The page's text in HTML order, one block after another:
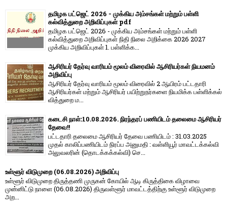
தமிழக பட்ஜெட் 2026 - முக்கிய அம்சங்கள் மற்றும் பள்ளி
கல்வித்துறை அறிவிப்புகள் pdf
தமிழக பட்ஜெட் 2026 - முக்கிய அம்சங்கள் மற்றும் பள்ளி
கல்வித்துறை அறிவிப்புகள் நிதி நிலை அறிக்கை 2026 2027
முக்கிய அறிவிப்புகள் 1. பள்ளிக்க...
ஆசிரியர் தேர்வு வாரியம் மூலம் விரைவில் ஆசிரியர்கள் நியமனம்
அறிவிப்பு
ஆசிரியர் தேர்வு வாரி​யம் மூலம் விரை​வில் 2 ஆயிரம் பட்​ட​தாரி
ஆசிரியர்​கள் மற்​றும் ஆசிரியர் பயிற்றுநர்​களை நியமிக்க பள்​ளிக்​கல்​
வித்​துறை ம...
கடைசி நாள்:10.08.2026. நிரந்தரப் பணியிடம் தலைமை ஆசிரியர்
தேவை!!
பட்டதாரி தலைமை ஆசிரியர் தேவை பணியிடம் : 31.03.2025
முதல் காலிப்பணியிடம் நிரப்ப அனுமதி : வள்ளியூர் மாவட்டக்கல்வி
அலுவலரின் (தொடக்கக்கல்வி) செ...
உள்ளூர் விடுமுறை (06.08.2026) அறிவிப்பு
உள்ளூர் விடுமுறை திருத்தணி முருகன் கோயில் ஆடி கிருத்திகை விழாவை
முன்னிட்டு நாளை (06.08.2026) திருவள்ளூர் மாவட்டத்திற்கு உள்ளூர் விடுமுறை
அற...